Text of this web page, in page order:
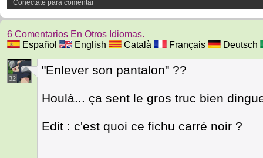
Conéctate para comentar
6 Comentarios En Otros Idiomas.
Español
English Català Français Deutsch
32
"Enlever son pantalon" ??
Houlà... ça sent le gros truc bien
Edit : c'est quoi ce fichu carré noir ?